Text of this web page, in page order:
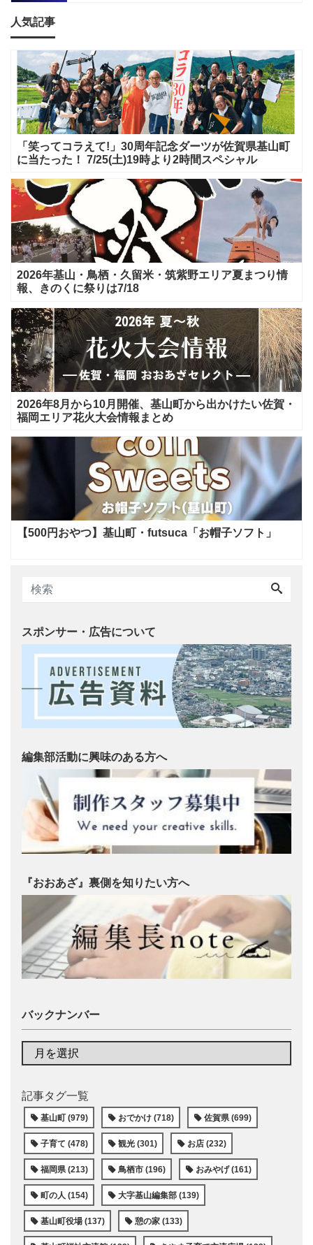
人気記事
「笑ってコラえて!」30周年記念ダーツが佐賀県基山町
に当たった！ 7/25(土)19時より2時間スペシャル
2026年基山・鳥栖・久留米・筑紫野エリア夏まつり情
報、きのくに祭りは7/18
2026年8月から10月開催、基山町から出かけたい佐賀・
福岡エリア花火大会情報まとめ
【500円おやつ】基山町・futsuca「お帽子ソフト」
スポンサー・広告について
編集部活動に興味のある方へ
『おおあざ』裏側を知りたい方へ
バックナンバー
記事タグ一覧
基山町 (979) おでかけ (718) 佐賀県 (699)
子育て (478) 観光 (301) お店 (232)
福岡県 (213) 鳥栖市 (196) おみやげ (161)
町の人 (154) 大字基山編集部 (139)
基山町役場 (137) 憩の家 (133)